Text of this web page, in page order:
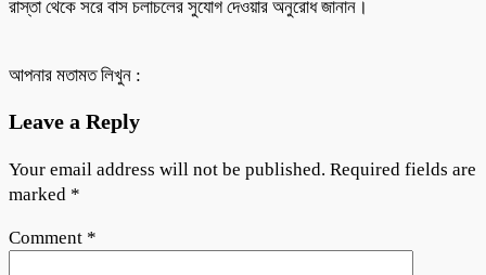
রাস্তা থেকে সরে বাস চলাচলের সুযোগ দেওয়ার অনুরোধ জানান।
আপনার মতামত লিখুন :
Leave a Reply
Your email address will not be published. Required fields are
marked *
Comment *